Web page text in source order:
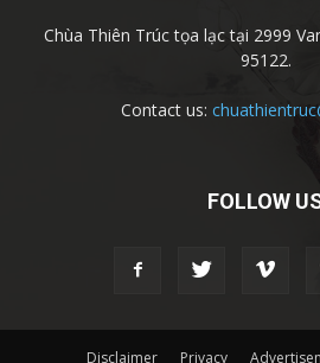
Chùa Thiên Trúc tọa lạc tại 2999
95122.
Contact us:
FOLLOW
Disclaimer Privacy